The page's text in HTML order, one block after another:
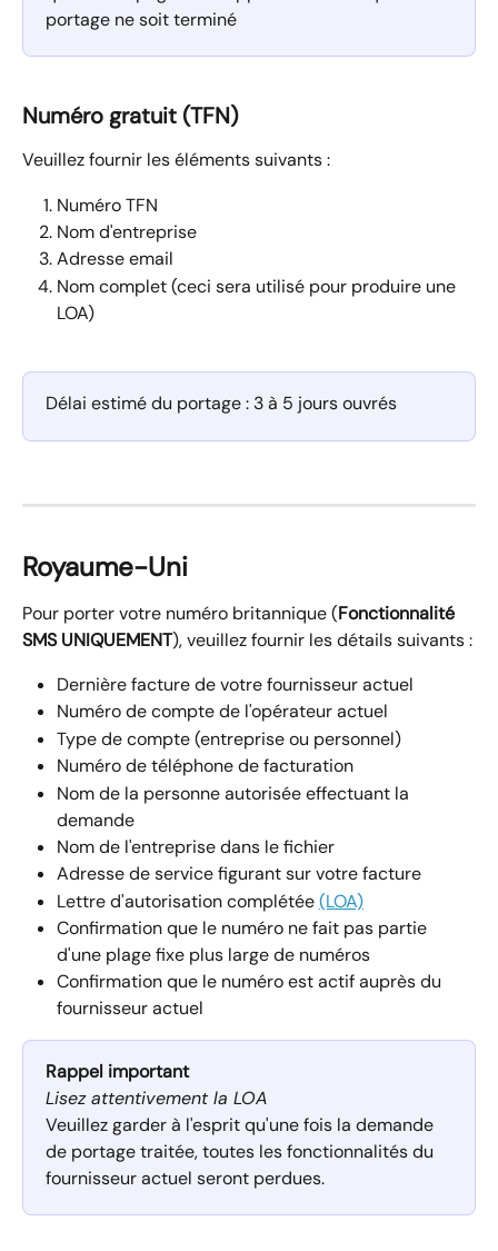
portage ne soit terminé
Numéro gratuit (TFN)
Veuillez fournir les éléments suivants :
Numéro TFN
Nom d'entreprise
Adresse email
Nom complet (ceci sera utilisé pour produire une
LOA)
Délai estimé du portage : 3 à 5 jours ouvrés
Royaume-Uni
Pour porter votre numéro britannique (Fonctionnalité
SMS UNIQUEMENT), veuillez fournir les détails suivants :
Dernière facture de votre fournisseur actuel
Numéro de compte de l'opérateur actuel
Type de compte (entreprise ou personnel)
Numéro de téléphone de facturation
Nom de la personne autorisée effectuant la
demande
Nom de l'entreprise dans le fichier
Adresse de service figurant sur votre facture
Lettre d'autorisation complétée (LOA)
Confirmation que le numéro ne fait pas partie
d'une plage fixe plus large de numéros
Confirmation que le numéro est actif auprès du
fournisseur actuel
Rappel important
Lisez attentivement la LOA
Veuillez garder à l'esprit qu'une fois la demande
de portage traitée, toutes les fonctionnalités du
fournisseur actuel seront perdues.